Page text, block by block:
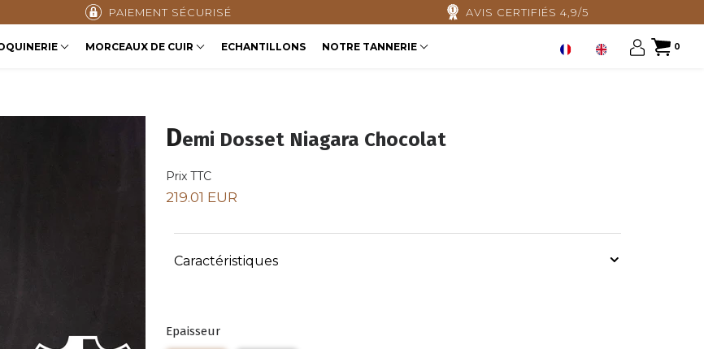
PAIEMENT SÉCURISÉ AVIS CERTIFIÉS 4,9/5
0
MORCEAUX DE CUIR ECHANTILLONS NOTRE TANNERIE
Demi Dosset Niagara Chocolat
Prix TTC
219.01 EUR
Caractéristiques
Epaisseur